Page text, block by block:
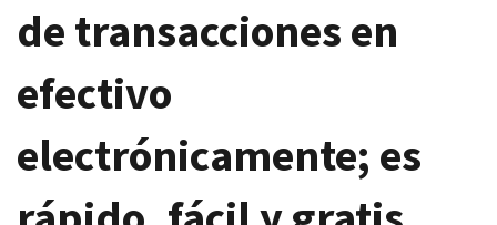
de transacciones en
efectivo
electrónicamente; es